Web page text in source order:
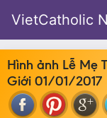
VietCatholic
Hình ảnh Lễ Mẹ
Giới 01/01/2017